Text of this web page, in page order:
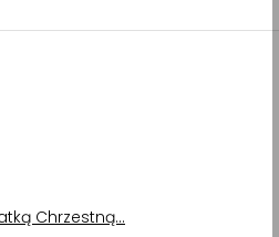
Chrzestną…